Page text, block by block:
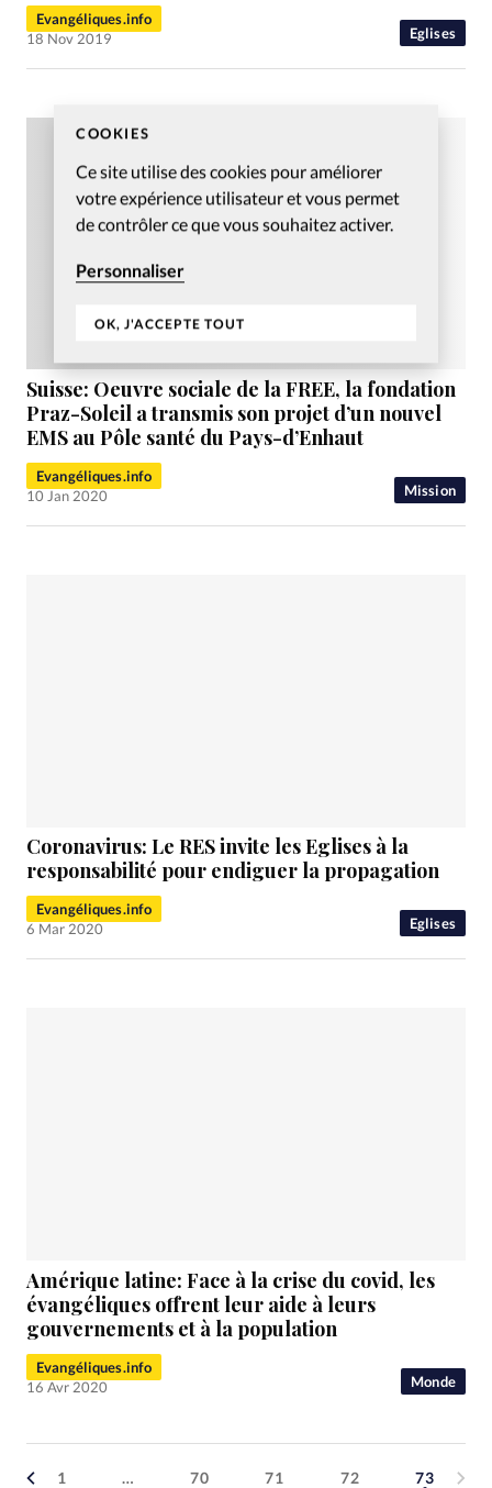
COOKIES
Ce site utilise des cookies pour améliorer
votre expérience utilisateur et vous permet
de contrôler ce que vous souhaitez activer.
Personnaliser
OK, J'ACCEPTE TOUT
Eglises
Evangéliques.info
18 Nov 2019
Mission
Suisse: Oeuvre sociale de la FREE, la fondation
Praz-Soleil a transmis son projet d’un nouvel
EMS au Pôle santé du Pays-d’Enhaut
Evangéliques.info
10 Jan 2020
Eglises
Coronavirus: Le RES invite les Eglises à la
responsabilité pour endiguer la propagation
Evangéliques.info
6 Mar 2020
Monde
Amérique latine: Face à la crise du covid, les
évangéliques offrent leur aide à leurs
gouvernements et à la population
Evangéliques.info
16 Avr 2020
1 … 70 71 72 73